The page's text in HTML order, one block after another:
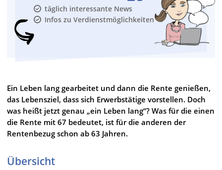
täglich interessante News
Infos zu Verdienstmöglichkeiten
Ein Leben lang gearbeitet und dann die Rente genießen,
das Lebensziel, dass sich Erwerbstätige vorstellen. Doch
was heißt jetzt genau „ein Leben lang“? Was für die einen
die Rente mit 67 bedeutet, ist für die anderen der
Rentenbezug schon ab 63 Jahren.
Übersicht